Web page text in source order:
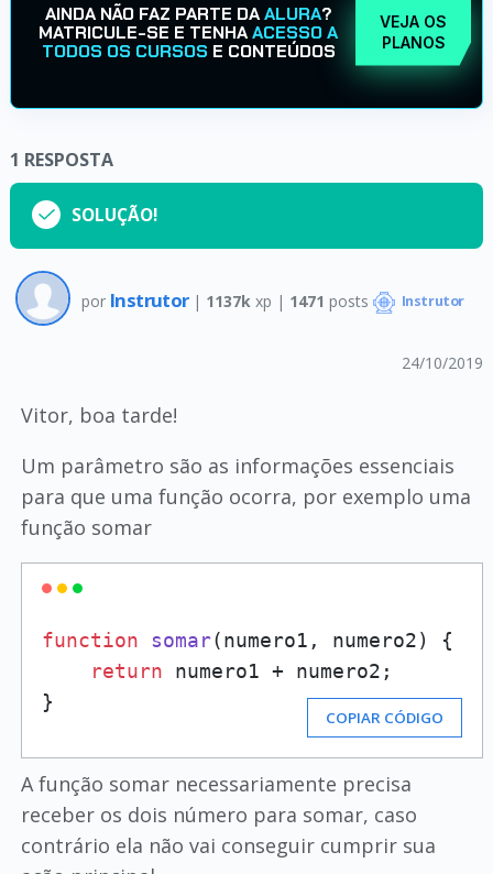
AINDA NÃO FAZ PARTE DAALURA?
MATRICULE-SE E TENHAACESSO A
TODOS OS CURSOS E CONTEÚDOS
VEJA OS
PLANOS
1 RESPOSTA
SOLUÇÃO!
por Instrutor | 1137k xp | 1471 posts Instrutor
24/10/2019
Vitor, boa tarde!
Um parâmetro são as informações essenciais
para que uma função ocorra, por exemplo uma
função somar
function somar(numero1, numero2) {
return numero1 + numero2;
}
COPIAR CÓDIGO
A função somar necessariamente precisa
receber os dois número para somar, caso
contrário ela não vai conseguir cumprir sua